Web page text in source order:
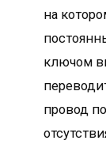
на
ключом
провод